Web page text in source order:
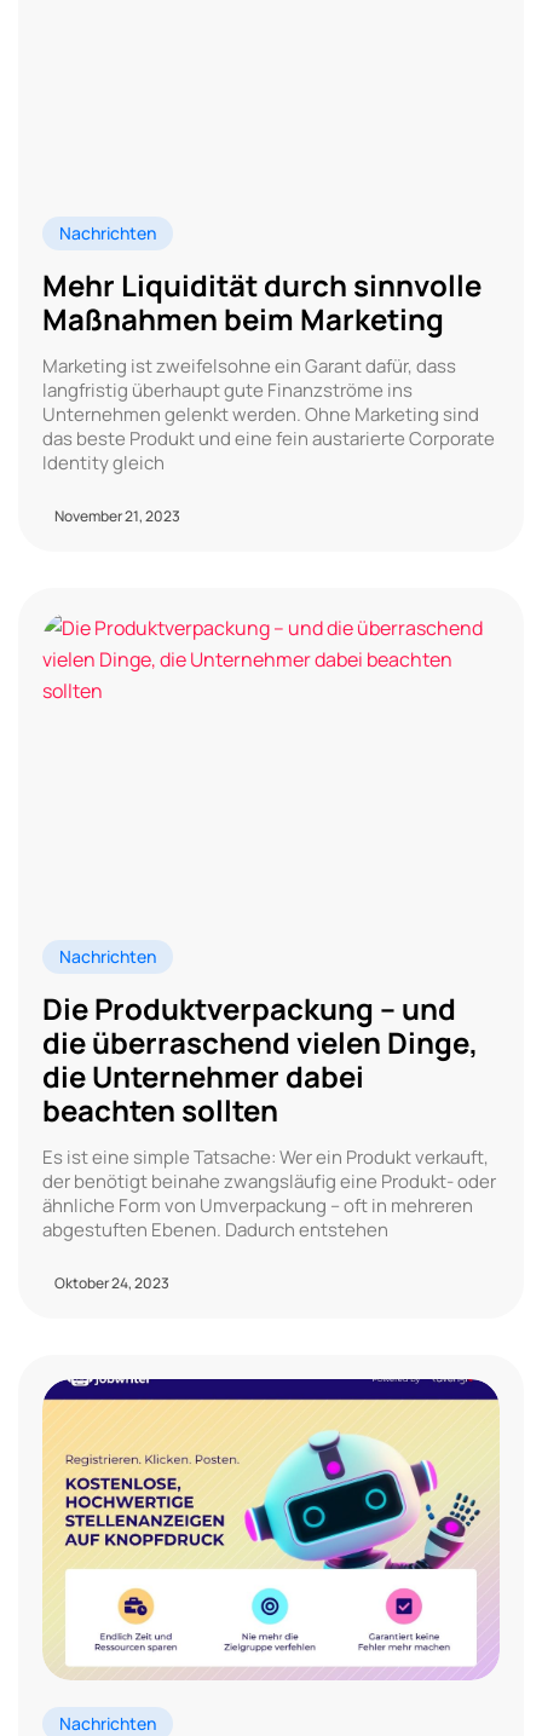
Nachrichten
Mehr Liquidität durch sinnvolle
Maßnahmen beim Marketing
Marketing ist zweifelsohne ein Garant dafür, dass
langfristig überhaupt gute Finanzströme ins
Unternehmen gelenkt werden. Ohne Marketing sind
das beste Produkt und eine fein austarierte Corporate
Identity gleich
November 21, 2023
Nachrichten
Die Produktverpackung – und
die überraschend vielen Dinge,
die Unternehmer dabei
beachten sollten
Es ist eine simple Tatsache: Wer ein Produkt verkauft,
der benötigt beinahe zwangsläufig eine Produkt- oder
ähnliche Form von Umverpackung – oft in mehreren
abgestuften Ebenen. Dadurch entstehen
Oktober 24, 2023
Nachrichten